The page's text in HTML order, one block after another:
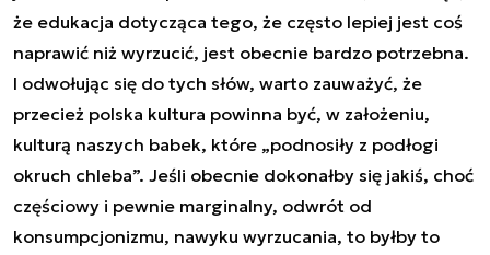
że edukacja dotycząca tego, że często lepiej jest coś
naprawić niż wyrzucić, jest obecnie bardzo potrzebna.
I odwołując się do tych słów, warto zauważyć, że
przecież polska kultura powinna być, w założeniu,
kulturą naszych babek, które „podnosiły z podłogi
okruch chleba”. Jeśli obecnie dokonałby się jakiś, choć
częściowy i pewnie marginalny, odwrót od
konsumpcjonizmu, nawyku wyrzucania, to byłby to